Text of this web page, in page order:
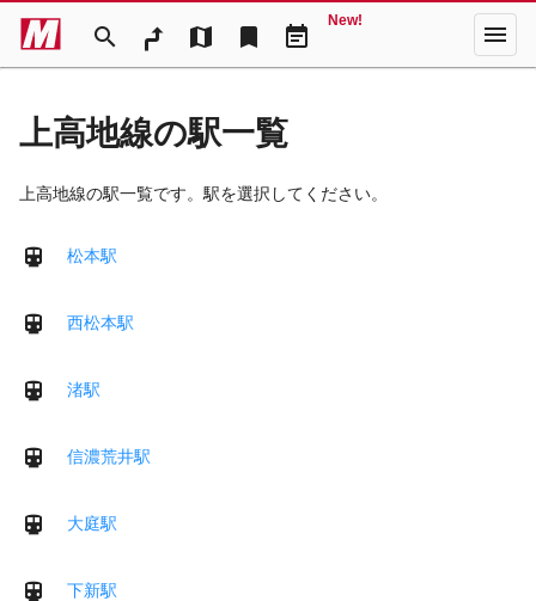
search map bookmark event_note
New! menu
上高地線の駅一覧
上高地線の駅一覧です。駅を選択してください。
松本駅
西松本駅
渚駅
信濃荒井駅
大庭駅
下新駅